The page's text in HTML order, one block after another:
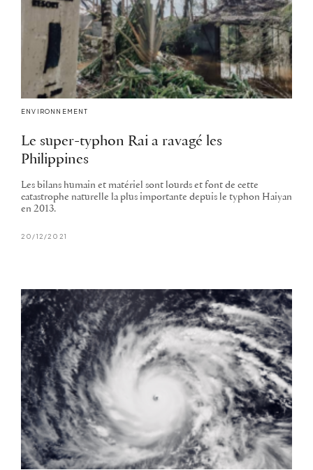
ENVIRONNEMENT
Le super-typhon Rai a ravagé les
Philippines
Les bilans humain et matériel sont lourds et font de cette
catastrophe naturelle la plus importante depuis le typhon Haiyan
en 2013.
20/12/2021